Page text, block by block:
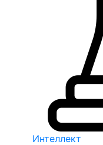
Интеллект